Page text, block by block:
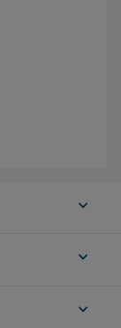
expand_more
expand_more
expand_more